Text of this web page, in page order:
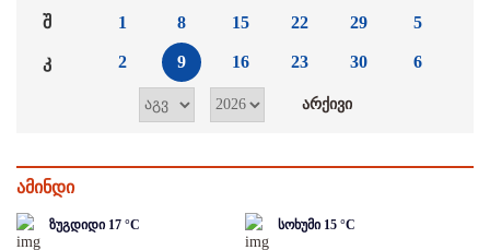
შ
კ
1
2
8
9
15
16
22
23
29
30
5
6
ამინდი
ზუგდიდი 17 °C სოხუმი 15 °C